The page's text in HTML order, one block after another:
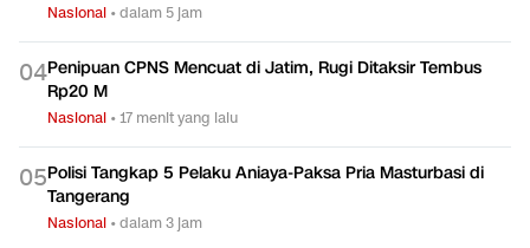
Nasional •dalam 5 jam
04Penipuan CPNS Mencuat di Jatim, Rugi Ditaksir Tembus
Rp20 M
Nasional •17 menit yang lalu
05Polisi Tangkap 5 Pelaku Aniaya-Paksa Pria Masturbasi di
Tangerang
Nasional •dalam 3 jam